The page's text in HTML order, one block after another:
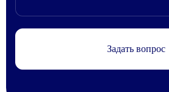
Задать вопрос